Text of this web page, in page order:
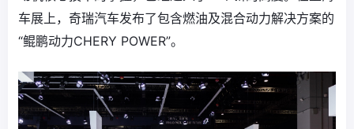
车展上，奇瑞汽车发布了包含燃油及混合动力解决方案的
“鲲鹏动力CHERY POWER”。